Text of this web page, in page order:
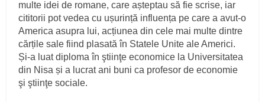
multe idei de romane, care așteptau să fie scrise, iar
cititorii pot vedea cu ușurință influența pe care a avut-o
America asupra lui, acțiunea din cele mai multe dintre
cărțile sale fiind plasată în Statele Unite ale Americi.
Și-a luat diploma în ştiinţe economice la Universitatea
din Nisa și a lucrat ani buni ca profesor de economie
şi ştiinţe sociale.